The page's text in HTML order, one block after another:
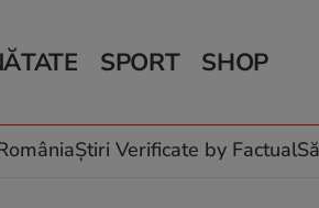
culinare
SPORT SHOP
Știri Verificate by Factual